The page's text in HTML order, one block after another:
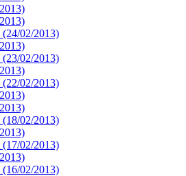
(24/02/2013)
(23/02/2013)
(22/02/2013)
(18/02/2013)
(17/02/2013)
(16/02/2013)